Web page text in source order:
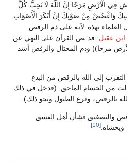
فِي الْأَرْضِ مَرَحًا إِنَّ اللَّهَ لَا يُحِبُّ كُلَّ
فِي مَشْيِكَ وَاغْضُضْ مِنْ صَوْتِكَ إِنَّ أَنْكَرَ الْأَصْوَاتِ
العلماء بهذه الآية على ذم الرقص
ابن عقيل: قد نص القرآن على النهي عن
مرحا)) وذم المختال والرقص أشد
التقرب إلى الله بالرقص من البدع
من الحسام الماحق: (فدخل في ذلك
بالرقص، وقرع الطبول ونحو ذلك).
والتصفيق فشأن أهل الفسق
ويخشاه. [10]